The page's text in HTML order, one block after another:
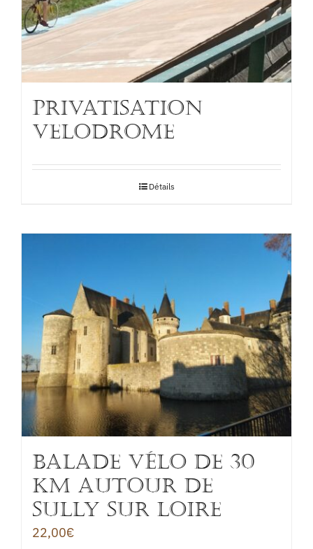
PRIVATISATION
VELODROME
Détails
BALADE VÉLO de 30
km autour de
SULLY sur LOIRE
22,00€